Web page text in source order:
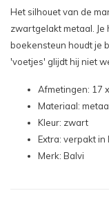
Het silhouet van de
zwartgelakt metaal.
boekensteun houdt je
'voetjes' glijdt hij niet
Afmetingen: 17
Materiaal:
Kleur: zwart
Extra: verpakt
Merk: Balvi